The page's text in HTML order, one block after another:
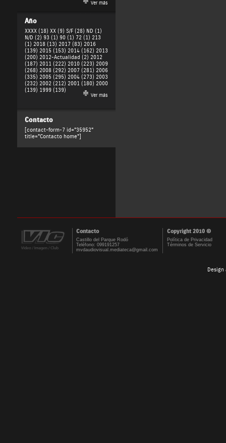
Ver más
Año
XXXX (18) XX (9) S/F (28) ND (1)
N/D (2) 93 (1) 90 (1) 72 (1) 213
(1) 2018 (13) 2017 (83) 2016
(139) 2015 (153) 2014 (162) 2013
(200) 2012-Actualidad (2) 2012
(187) 2011 (222) 2010 (223) 2009
(268) 2008 (292) 2007 (281) 2006
(335) 2005 (295) 2004 (273) 2003
(232) 2002 (212) 2001 (180) 2000
(139) 1999 (139)
Ver más
Contacto
[contact-form-7 id="35952"
title="Contacto home"]
Contacto Copyright 2010 ©
Castillo del Parque Rodó
Teléfono: 099191257
mvdaudiovisual.mediateca@gmail.com
Política de Privacidad
Términos de Servicio